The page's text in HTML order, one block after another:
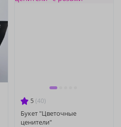
5 (40)
Букет "Цветочные
ценители"